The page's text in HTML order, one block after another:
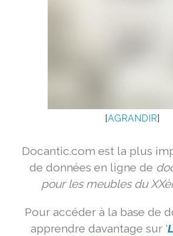
[AGRANDIR]
Docantic.com est la plus
de données en ligne de
pour les meubles du
Pour accéder à la base de
apprendre davantage sur '